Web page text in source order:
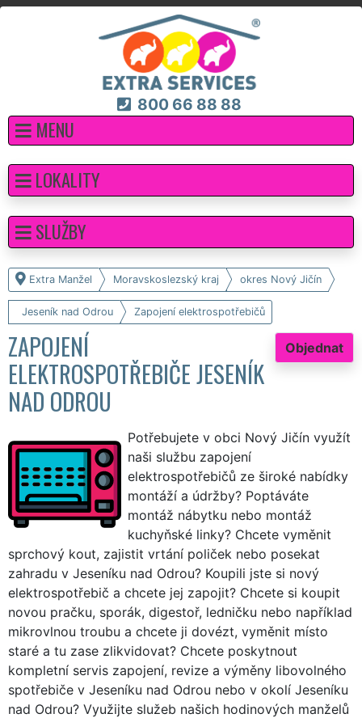
800 66 88 88
MENU
Extra Manžel Moravskoslezský kraj okres Nový Jičín
Jeseník nad Odrou Zapojení elektrospotřebičů
Objednat
ZAPOJENÍ
ELEKTROSPOTŘEBIČE JESENÍK
NAD ODROU
Potřebujete v obci Nový Jičín využít
naši službu zapojení
elektrospotřebičů ze široké nabídky
montáží a údržby? Poptáváte
montáž nábytku nebo montáž
kuchyňské linky? Chcete vyměnit
sprchový kout, zajistit vrtání poliček nebo posekat
zahradu v Jeseníku nad Odrou? Koupili jste si nový
elektrospotřebič a chcete jej zapojit? Chcete si koupit
novou pračku, sporák, digestoř, ledničku nebo například
mikrovlnou troubu a chcete ji dovézt, vyměnit místo
staré a tu zase zlikvidovat? Chcete poskytnout
kompletní servis zapojení, revize a výměny libovolného
spotřebiče v Jeseníku nad Odrou nebo v okolí Jeseníku
nad Odrou? Využijte služeb našich hodinových manželů
LOKALITY
SLUŽBY